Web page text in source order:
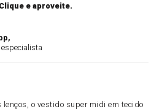
Clique e aproveite.
o vestido super midi em tecido